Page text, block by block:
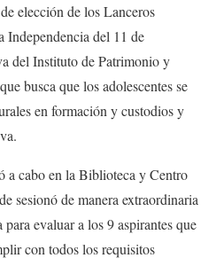
elección de los Lanceros
Independencia del 11 de
del Instituto de Patrimonio y
busca que los adolescentes se
en formación y custodios y
a cabo en la Biblioteca y Centro
sesionó de manera extraordinaria
evaluar a los 9 aspirantes que
con todos los requisitos